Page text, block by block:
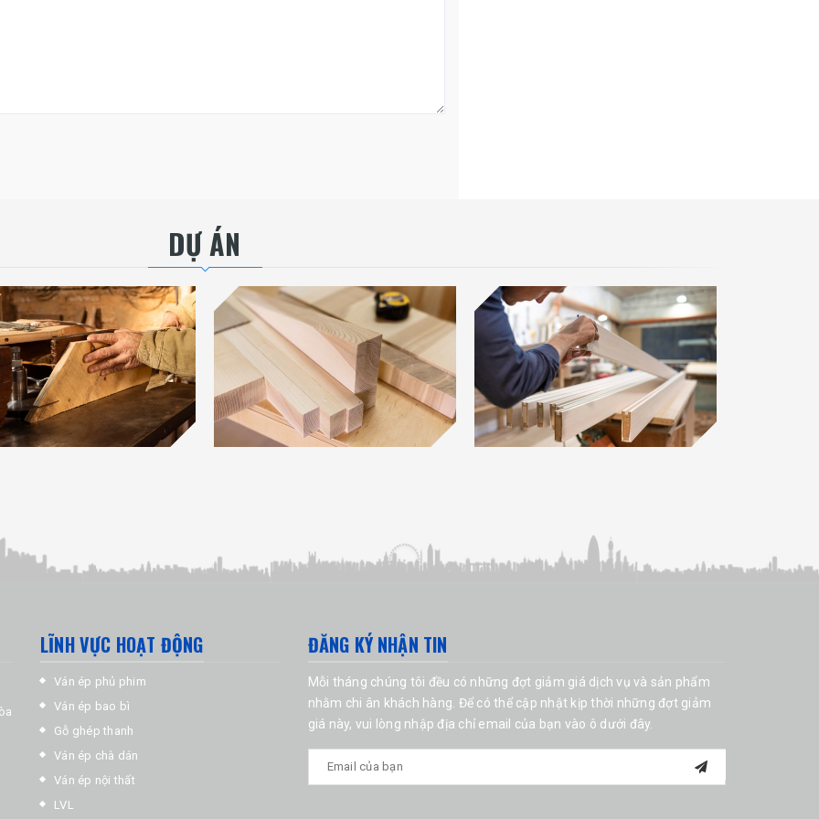
DỰ ÁN
LĨNH VỰC HOẠT ĐỘNG
Ván ép phủ phim
Ván ép bao bì
Gỗ ghép thanh
Ván ép chà dán
Ván ép nội thất
LVL
ĐĂNG KÝ NHẬN TIN
Mỗi tháng chúng tôi đều có những đợt giảm giá dịch vụ và sản phẩm
nhằm chi ân khách hàng. Để có thể cập nhật kịp thời những đợt giảm
giá này, vui lòng nhập địa chỉ email của bạn vào ô dưới đây.